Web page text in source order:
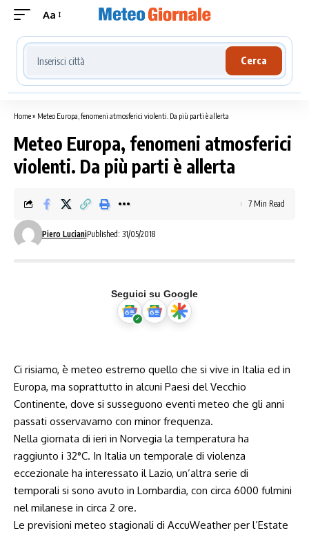
Aa
Cerca località meteo
Cerca
Home» Meteo Europa, fenomeni atmosferici violenti. Da più parti è allerta
Meteo Europa, fenomeni atmosferici
violenti. Da più parti è allerta
Piero LucianiPublished: 31/05/2018
7 Min Read
Seguici su Google
Ci risiamo, è meteo estremo quello che si vive in Italia ed in
Europa, ma soprattutto in alcuni Paesi del Vecchio
Continente, dove si susseguono eventi meteo che gli anni
passati osservavamo con minor frequenza.
Nella giornata di ieri in Norvegia la temperatura ha
raggiunto i 32°C. In Italia un temporale di violenza
eccezionale ha interessato il Lazio, un’altra serie di
temporali si sono avuto in Lombardia, con circa 6000 fulmini
nel milanese in circa 2 ore.
Le previsioni meteo stagionali di AccuWeather per l’Estate